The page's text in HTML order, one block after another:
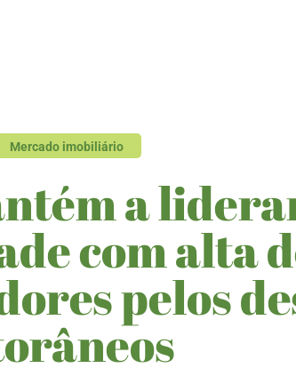
Mercado imobiliário
a
com alta
pelos